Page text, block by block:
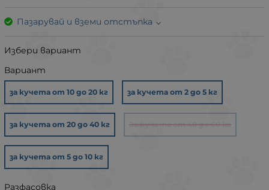
Пазарувай и вземи отстъпка
Избери вариант
Вариант
за кучета от 10 до 20 кг за кучета от 2 до 5 кг
за кучета от 20 до 40 кг За кучета от 40 до 60 кг
за кучета от 5 до 10 кг
Разфасовка